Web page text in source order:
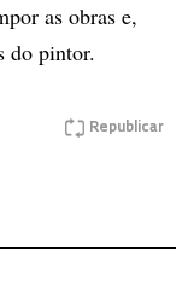
as obras e,
do pintor.
Republicar